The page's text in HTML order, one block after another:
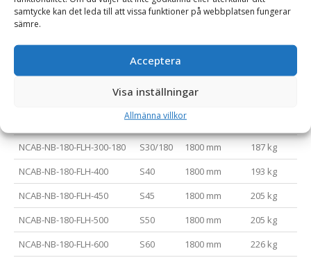
samtycke kan det leda till att vissa funktioner på webbplatsen fungerar
sämre.
Acceptera
Visa inställningar
Allmänna villkor
NCAB-NB-150-FLH-500
NCAB-NB-150-FLH-700
S70 1500 mm
222 kg
S1/B20 1500 mm
NCAB-NB-180-FLH-300-150
S30/150 1800 mm
NCAB-NB-180-FLH-300-180
S30/180 1800 mm
187 kg
NCAB-NB-180-FLH-400
S40 1800 mm
193 kg
NCAB-NB-180-FLH-450
S45 1800 mm
205 kg
NCAB-NB-180-FLH-500
S50 1800 mm
205 kg
NCAB-NB-180-FLH-600
S60 1800 mm
226 kg